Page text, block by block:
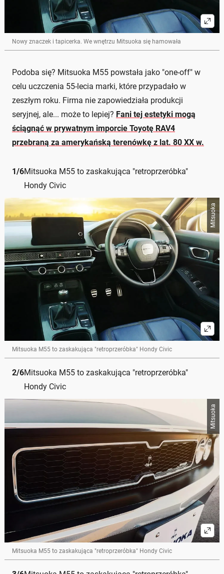
Nowy znaczek i tapicerka. We wnętrzu Mitsuoka się hamowała
Podoba się? Mitsuoka M55 powstała jako "one-off" w
celu uczczenia 55-lecia marki, które przypadało w
zeszłym roku. Firma nie zapowiedziała produkcji
seryjnej, ale... może to lepiej? Fani tej estetyki mogą
ściągnąć w prywatnym imporcie Toyotę RAV4
przebraną za amerykańską terenówkę z lat. 80 XX w.
1/6Mitsuoka M55 to zaskakująca "retroprzeróbka"
Hondy Civic
Mitsuoka
Mitsuoka M55 to zaskakująca "retroprzeróbka" Hondy Civic
2/6Mitsuoka M55 to zaskakująca "retroprzeróbka"
Hondy Civic
Mitsuoka
Mitsuoka M55 to zaskakująca "retroprzeróbka" Hondy Civic